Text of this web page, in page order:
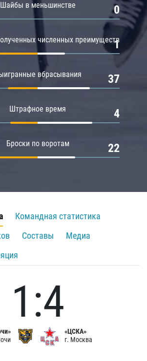
Шайбы в меньшинстве 0
численных преимуществ
1
вбрасывания 37
Штрафное время 4
Броски по воротам 22
Командная статистика
Составы
Медиа
1:4
«ЦСКА»
г. Москва